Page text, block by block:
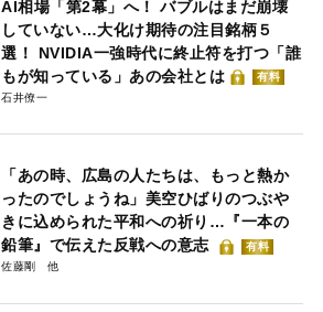
AI相場「第2幕」へ！ バブルはまだ崩壊
していない…大化け期待の注目銘柄５
選！ NVIDIA一強時代に終止符を打つ「誰
もが知っている」あの会社とは
有料
石井僚一
「あの時、広島の人たちは、もっと熱か
ったのでしょうね」美空ひばりのつぶや
きに込められた平和への祈り…『一本の
鉛筆』で伝えた反戦への意志
有料
佐藤剛